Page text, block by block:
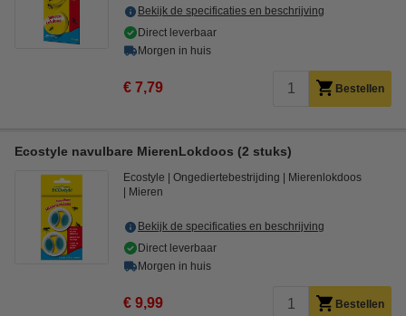
Bekijk de specificaties en beschrijving
Direct leverbaar
Morgen in huis
€ 7,79 Bestellen
Ecostyle navulbare MierenLokdoos (2 stuks)
Ecostyle Ongediertebestrijding
Mierenlokdoos
Mieren
Bekijk de specificaties en beschrijving
Direct leverbaar
Morgen in huis
€ 9,99 Bestellen